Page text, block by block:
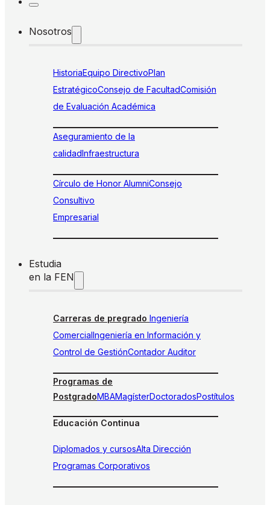
Nosotros
HistoriaEquipo DirectivoPlan
EstratégicoConsejo de FacultadComisión
de Evaluación Académica
Aseguramiento de la
calidadInfraestructura
Círculo de Honor AlumniConsejo
Consultivo
Empresarial
Estudia
en la FEN
Carreras de pregrado Ingeniería
ComercialIngeniería en Información y
Control de GestiónContador Auditor
Programas de
PostgradoMBAMagísterDoctoradosPostítulos
Educación Continua
Diplomados y cursosAlta Dirección
Programas Corporativos